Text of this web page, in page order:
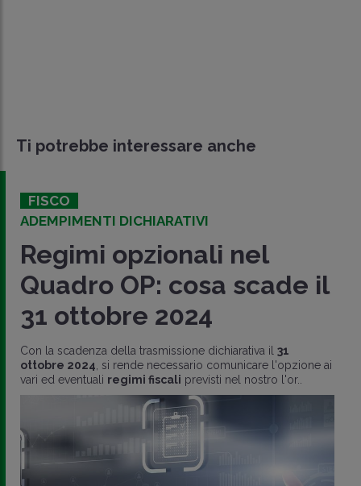
Ti potrebbe interessare anche
FISCO
ADEMPIMENTI DICHIARATIVI
Regimi opzionali nel
Quadro OP: cosa scade il
31 ottobre 2024
Con la scadenza della trasmissione dichiarativa il 31
ottobre 2024 , si rende necessario comunicare l'opzione ai
vari ed eventuali regimi fiscali previsti nel nostro l'or..